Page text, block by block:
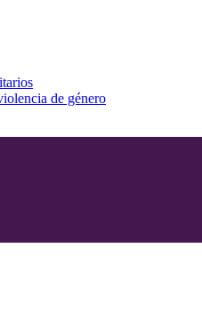
de género